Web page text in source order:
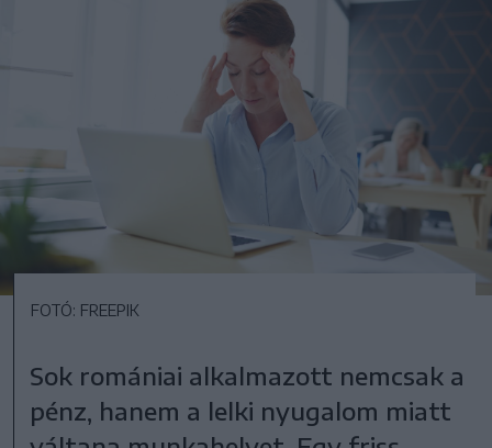
FOTÓ: FREEPIK
Sok romániai alkalmazott nemcsak a
pénz, hanem a lelki nyugalom miatt